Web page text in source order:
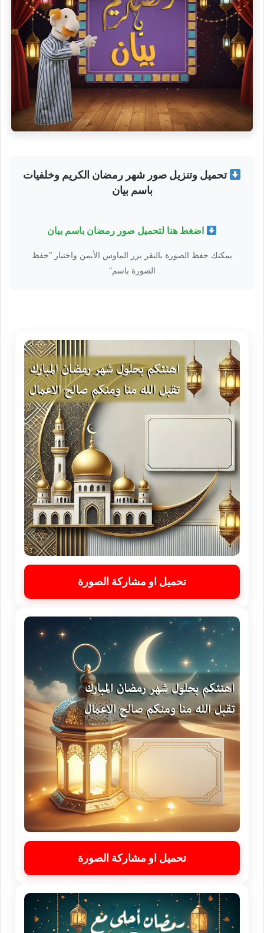
تحميل وتنزيل صور شهر رمضان الكريم وخلفيات
باسم بيان
اضغط هنا لتحميل صور رمضان باسم بيان
يمكنك حفظ الصورة بالنقر بزر الماوس الأيمن واختيار “حفظ
الصورة باسم”
تحميل او مشاركة الصورة
تحميل او مشاركة الصورة